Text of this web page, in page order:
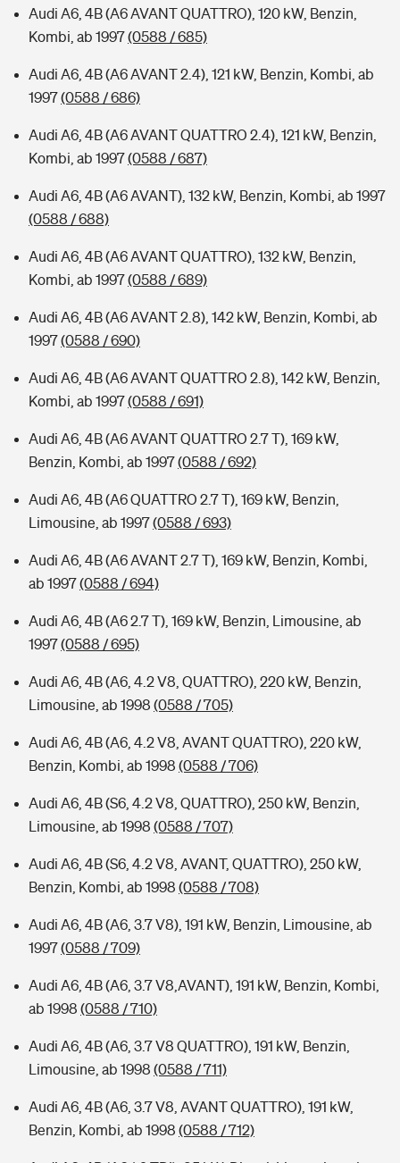
Audi A6, 4B (A6 AVANT QUATTRO), 120 kW, Benzin,
Kombi, ab 1997(0588 / 685)
Audi A6, 4B (A6 AVANT 2.4), 121 kW, Benzin, Kombi, ab
1997(0588 / 686)
Audi A6, 4B (A6 AVANT QUATTRO 2.4), 121 kW, Benzin,
Kombi, ab 1997(0588 / 687)
Audi A6, 4B (A6 AVANT), 132 kW, Benzin, Kombi, ab 1997
(0588 / 688)
Audi A6, 4B (A6 AVANT QUATTRO), 132 kW, Benzin,
Kombi, ab 1997(0588 / 689)
Audi A6, 4B (A6 AVANT 2.8), 142 kW, Benzin, Kombi, ab
1997(0588 / 690)
Audi A6, 4B (A6 AVANT QUATTRO 2.8), 142 kW, Benzin,
Kombi, ab 1997(0588 / 691)
Audi A6, 4B (A6 AVANT QUATTRO 2.7 T), 169 kW,
Benzin, Kombi, ab 1997(0588 / 692)
Audi A6, 4B (A6 QUATTRO 2.7 T), 169 kW, Benzin,
Limousine, ab 1997(0588 / 693)
Audi A6, 4B (A6 AVANT 2.7 T), 169 kW, Benzin, Kombi,
ab 1997(0588 / 694)
Audi A6, 4B (A6 2.7 T), 169 kW, Benzin, Limousine, ab
1997(0588 / 695)
Audi A6, 4B (A6, 4.2 V8, QUATTRO), 220 kW, Benzin,
Limousine, ab 1998 (0588 / 705)
Audi A6, 4B (A6, 4.2 V8, AVANT QUATTRO), 220 kW,
Benzin, Kombi, ab 1998 (0588 / 706)
Audi A6, 4B (S6, 4.2 V8, QUATTRO), 250 kW, Benzin,
Limousine, ab 1998 (0588 / 707)
Audi A6, 4B (S6, 4.2 V8, AVANT, QUATTRO), 250 kW,
Benzin, Kombi, ab 1998 (0588 / 708)
Audi A6, 4B (A6, 3.7 V8), 191 kW, Benzin, Limousine, ab
1997(0588 / 709)
Audi A6, 4B (A6, 3.7 V8,AVANT), 191 kW, Benzin, Kombi,
ab 1998 (0588 / 710)
Audi A6, 4B (A6, 3.7 V8 QUATTRO), 191 kW, Benzin,
Limousine, ab 1998 (0588 / 711)
Audi A6, 4B (A6, 3.7 V8, AVANT QUATTRO), 191 kW,
Benzin, Kombi, ab 1998 (0588 / 712)